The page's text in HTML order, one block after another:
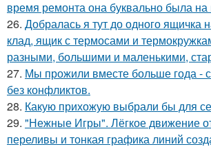
время ремонта она буквально была на
26. Добралась я тут до одного ящичка
клад, ящик с термосами и
разными, большими и маленькими,
27. Мы прожили вместе больше года -
без конфликтов.
28. Какую прихожую выбрали бы для
29. "Нежные Игры". Лёгкое движение
переливы и тонкая графика линий